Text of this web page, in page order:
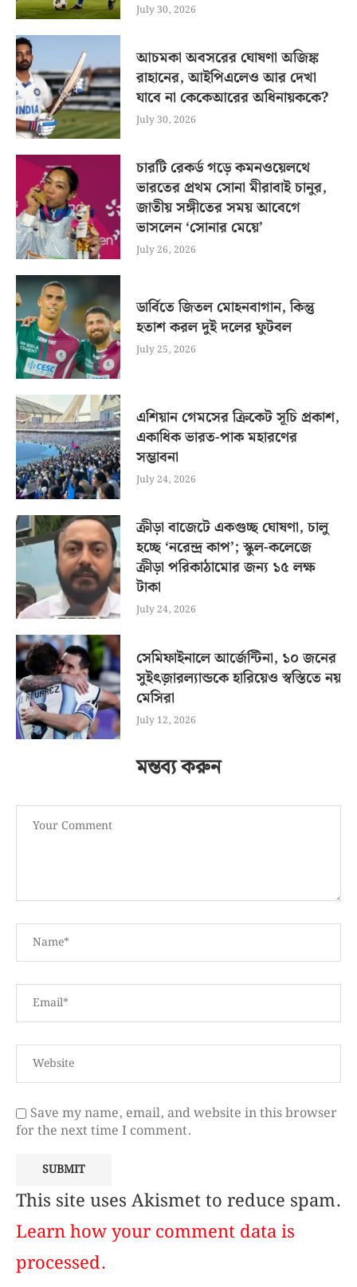
July 30, 2026
আচমকা অবসরের ঘোষণা অজিঙ্ক
রাহানের, আইপিএলেও আর দেখা
যাবে না কেকেআরের অধিনায়ককে?
July 30, 2026
চারটি রেকর্ড গড়ে কমনওয়েলথে
ভারতের প্রথম সোনা মীরাবাই চানুর,
জাতীয় সঙ্গীতের সময় আবেগে
ভাসলেন ‘সোনার মেয়ে’
July 26, 2026
ডার্বিতে জিতল মোহনবাগান, কিন্তু
হতাশ করল দুই দলের ফুটবল
July 25, 2026
এশিয়ান গেমসের ক্রিকেট সূচি প্রকাশ,
একাধিক ভারত-পাক মহারণের
সম্ভাবনা
July 24, 2026
ক্রীড়া বাজেটে একগুচ্ছ ঘোষণা, চালু
হচ্ছে ‘নরেন্দ্র কাপ’; স্কুল-কলেজে
ক্রীড়া পরিকাঠামোর জন্য ১৫ লক্ষ
টাকা
July 24, 2026
সেমিফাইনালে আর্জেন্টিনা, ১০ জনের
সুইৎজ়ারল্যান্ডকে হারিয়েও স্বস্তিতে নয়
মেসিরা
July 12, 2026
মন্তব্য করুন
Save my name, email, and website in this browser
for the next time I comment.
This site uses Akismet to reduce spam.
Learn how your comment data is
processed.